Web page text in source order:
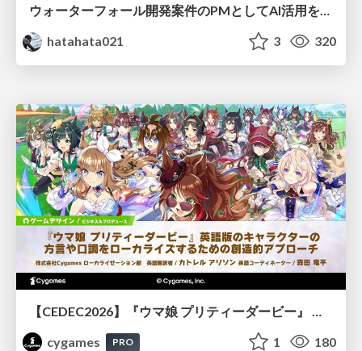
ウォーターフォール開発案件のPMとしてAI活用を模索している話
hatahata021
3 320
cygames
PRO 1 180